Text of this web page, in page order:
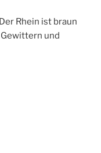
Rhein ist braun
und